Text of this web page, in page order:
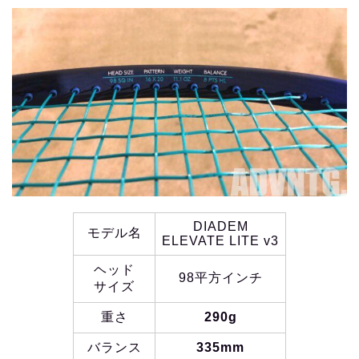
モデル名
DIADEM
ELEVATE LITE v3
ヘッド
サイズ
98平方インチ
重さ 290g
バランス 335mm